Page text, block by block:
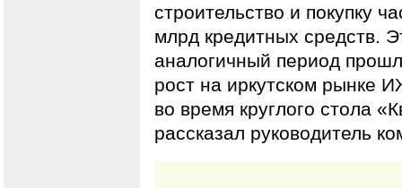
строительство и покупку
млрд кредитных средств.
аналогичный период
рост на иркутском рынке
во время круглого стола
рассказал руководитель